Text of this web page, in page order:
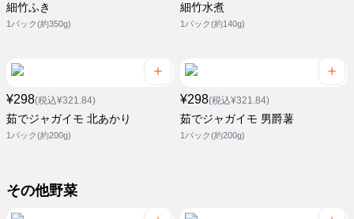
細竹ふき
1パック(約350g)
細竹水煮
1パック(約140g)
¥298(税込¥321.84)
茹でジャガイモ 北あかり
1パック(約200g)
¥298(税込¥321.84)
茹でジャガイモ 男爵薯
1パック(約200g)
その他野菜